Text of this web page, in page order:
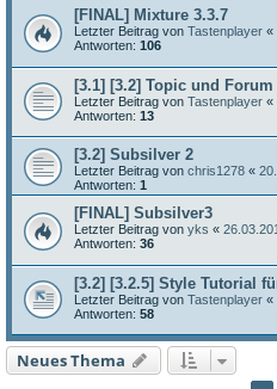
[FINAL] Mixture 3.3.7
Letzter Beitrag von Tastenplayer «
Antworten: 106
[3.1] [3.2] Topic und
Letzter Beitrag von Tastenplayer «
Antworten: 13
[3.2] Subsilver 2
Letzter Beitrag von chris1278 «
Antworten: 1
[FINAL] Subsilver3
Letzter Beitrag von yks «
Antworten: 36
[3.2] [3.2.5] Style Tutorial
Letzter Beitrag von Tastenplayer «
Antworten: 58
Neues Thema